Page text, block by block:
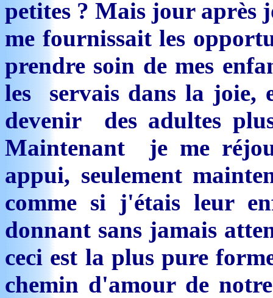
petites ? Mais jour après
me fournissait les
prendre soin de mes
les servais dans la joie,
devenir des adultes
Maintenant je me
appui, seulement
comme si j'étais leur
donnant sans jamais
ceci est la plus pure
chemin d'amour de